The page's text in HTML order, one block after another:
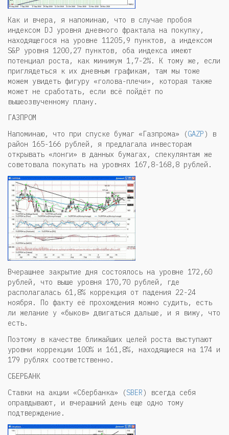
Как и вчера, я напоминаю, что в случае пробоя
индексом DJ уровня дневного фрактала на покупку,
находящегося на уровне 11205,9 пунктов, а индексом
S&P уровня 1200,27 пунктов, оба индекса имеют
потенциал роста, как минимум 1,7-2%. К тому же, если
приглядеться к их дневным графикам, там мы тоже
можем увидеть фигуру «голова-плечи», которая также
может не сработать, если всё пойдёт по
вышеозвученному плану.
ГАЗПРОМ
Напоминаю, что при спуске бумаг «Газпрома» (GAZP) в
район 165-166 рублей, я предлагала инвесторам
открывать «лонги» в данных бумагах, спекулянтам же
советовала покупать на уровнях 167,8-168,8 рублей.
Вчерашнее закрытие дня состоялось на уровне 172,60
рублей, что выше уровня 170,70 рублей, где
располагалась 61,8% коррекция от падения 22-24
ноября. По факту её прохождения можно судить, есть
ли желание у «быков» двигаться дальше, и я вижу, что
есть.
Поэтому в качестве ближайших целей роста выступают
уровни коррекции 100% и 161,8%, находящиеся на 174 и
179 рублях соответственно.
СБЕРБАНК
Ставки на акции «Сбербанка» (SBER) всегда себя
оправдывают, и вчерашний день еще одно тому
подтверждение.